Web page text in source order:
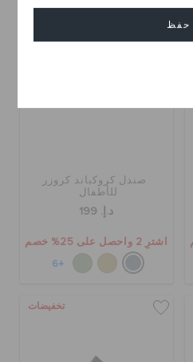
حفظ
صندل كروكباند كروزر
للأطفال
د.إ. 199
اشترِ 2 واحصل على 25% خصم
+6
تخفيضات